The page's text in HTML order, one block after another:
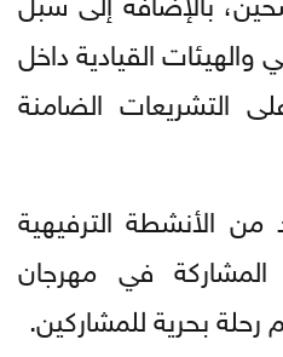
القيادية داخل
التشريعات الضامنة
من الأنشطة الترفيهية
المشاركة في مهرجان
رحلة بحرية للمشاركين.